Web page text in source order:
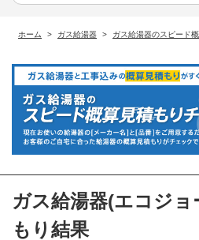
ホーム ガス給湯器 ガス給湯器のスピード
ガス給湯器(エコジ
もり結果